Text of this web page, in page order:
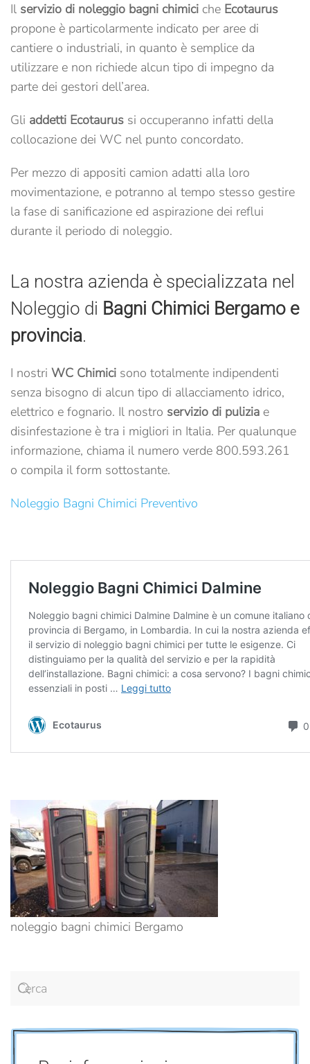
Il servizio di noleggio bagni chimici che Ecotaurus
propone è particolarmente indicato per aree di
cantiere o industriali, in quanto è semplice da
utilizzare e non richiede alcun tipo di impegno da
parte dei gestori dell’area.
Gli addetti Ecotaurus si occuperanno infatti della
collocazione dei WC nel punto concordato.
Per mezzo di appositi camion adatti alla loro
movimentazione, e potranno al tempo stesso gestire
la fase di sanificazione ed aspirazione dei reflui
durante il periodo di noleggio.
La nostra azienda è specializzata nel
Noleggio di Bagni Chimici Bergamo e
provincia.
I nostri WC Chimici sono totalmente indipendenti
senza bisogno di alcun tipo di allacciamento idrico,
elettrico e fognario. Il nostro servizio di pulizia e
disinfestazione è tra i migliori in Italia. Per qualunque
informazione, chiama il numero verde 800.593.261
o compila il form sottostante.
Noleggio Bagni Chimici Preventivo
noleggio bagni chimici Bergamo